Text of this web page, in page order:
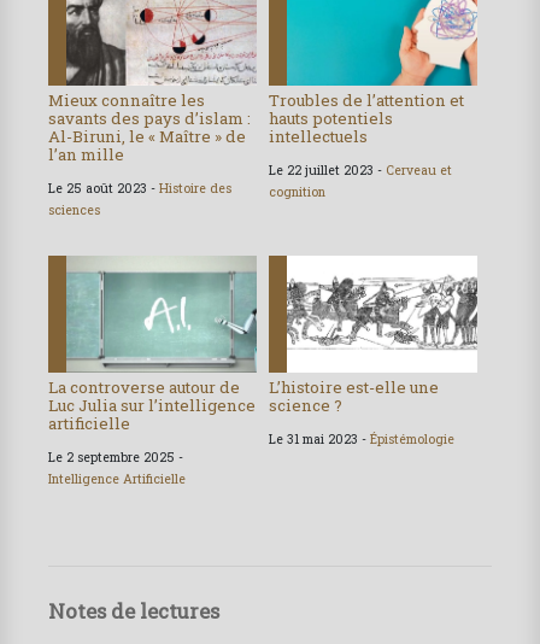
Mieux connaître les
savants des pays d’islam :
Al-Biruni, le « Maître » de
l’an mille
Le 25 août 2023 - Histoire des
sciences
Troubles de l’attention et
hauts potentiels
intellectuels
Le 22 juillet 2023 - Cerveau et
cognition
La controverse autour de
Luc Julia sur l’intelligence
artificielle
Le 2 septembre 2025 -
Intelligence Artificielle
L’histoire est-elle une
science ?
Le 31 mai 2023 - Épistémologie
Notes de lectures